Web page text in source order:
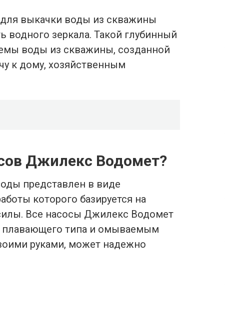
выкачки воды из скважины
водного зеркала. Такой глубинный
воды из скважины, созданной
к дому, хозяйственным
Джилекс Водомет?
представлен в виде
которого базируется на
Все насосы Джилекс Водомет
типа и омываемым
руками, может надежно